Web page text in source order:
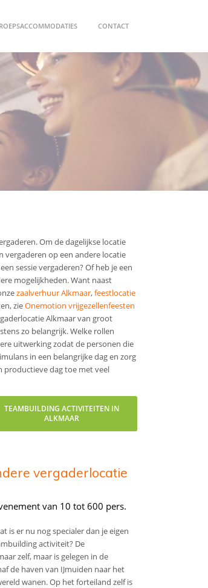
CONTACT
Om de dagelijkse locatie
vergaderen op een andere locatie
sessie vergaderen? Of heb je een
mogelijkheden. Want naast
zaalverhuur Alkmaar,feestlocatie
zieOnemotion vrijgezellenfeesten
Alkmaar van groot
zo belangrijk. Welke rollen
uitwerking zodat de personen die
in een belangrijke dag en zorg
productieve dag toe met veel
TEAMBUILDING ACTIVITEITEN IN
ALKMAAR
vergaderlocatie
van 10 tot 600 pers.
is er nu nog specialer dan je eigen
activiteit? De
zelf, maar is gelegen in de
de haven van IJmuiden naar het
wanen. Op het forteiland zelf is